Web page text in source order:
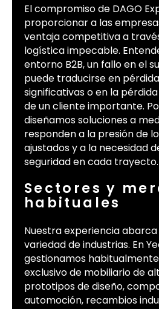
El compromiso de DAGO
proporcionar a las
ventaja competitiva a
logística impecable.
entorno B2B, un fallo en el
puede traducirse en
significativas o en la
de un cliente importante.
diseñamos soluciones a
responden a la presión de
ajustados y a la necesidad
seguridad en cada trayecto.
Sectores y
habituales
Nuestra experiencia
variedad de industrias. En
gestionamos
exclusivo de mobiliario de
prototipos de diseño,
automoción, recambios